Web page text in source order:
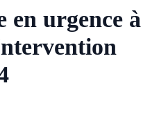
en urgence à